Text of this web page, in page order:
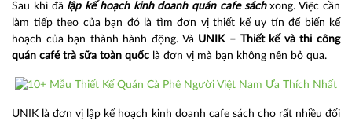
Sau khi đã lập kế hoạch kinh doanh quán cafe sáchxong. Việc cần
làm tiếp theo của bạn đó là tìm đơn vị thiết kế uy tín để biến kế
hoạch của bạn thành hành động. Và UNIK – Thiết kế và thi công
quán café trà sữa toàn quốc là đơn vị mà bạn không nên bỏ qua.
UNIK là đơn vị lập kế hoạch kinh doanh cafe sách cho rất nhiều đối